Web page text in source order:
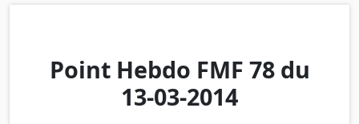
Point Hebdo FMF 78 du
13-03-2014